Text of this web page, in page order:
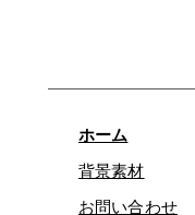
ホーム
背景素材
お問い合わせ